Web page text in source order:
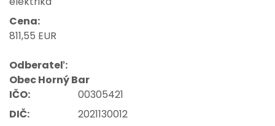
Cena:
811,55 EUR
Odberateľ:
Obec Horný Bar
IČO:
00305421
DIČ:
2021130012